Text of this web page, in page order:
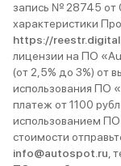
запись № 28745 от
характеристики
https://
лицензии на ПО
(от 2,5% до 3%) от
использования ПО
платеж от 1100
использованием ПО
стоимости
info@autospot.ru ,